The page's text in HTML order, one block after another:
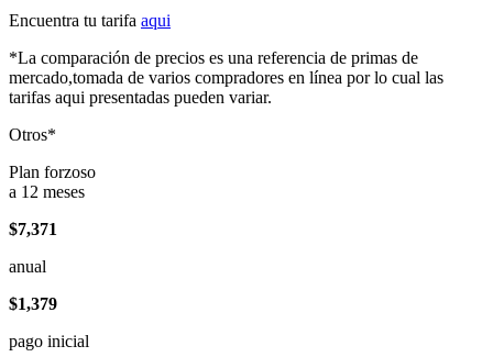
Encuentra tu tarifa aqui
*La comparación de precios es una referencia de primas de
mercado,tomada de varios compradores en línea por lo cual las
tarifas aqui presentadas pueden variar.
Otros*
Plan forzoso
a 12 meses
$7,371
anual
$1,379
pago inicial